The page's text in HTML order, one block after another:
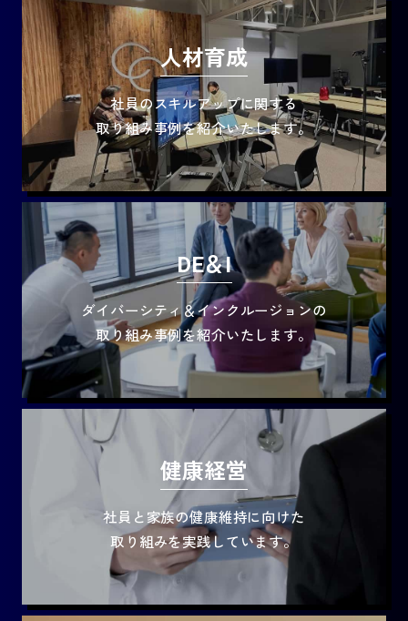
人材育成
社員のスキルアップに関する
取り組み事例を紹介いたします。
DE＆I
ダイバーシティ＆インクルージョンの
取り組み事例を紹介いたします。
健康経営
社員と家族の健康維持に向けた
取り組みを実践しています。